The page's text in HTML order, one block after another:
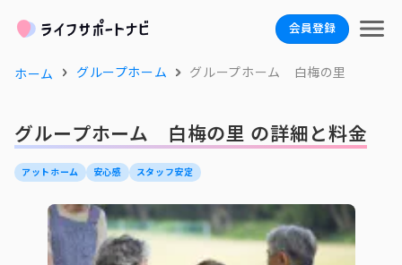
会員登録
ホーム グループホーム グループホーム 白梅の里
グループホーム 白梅の里 の詳細と料金
アットホーム 安心感 スタッフ安定